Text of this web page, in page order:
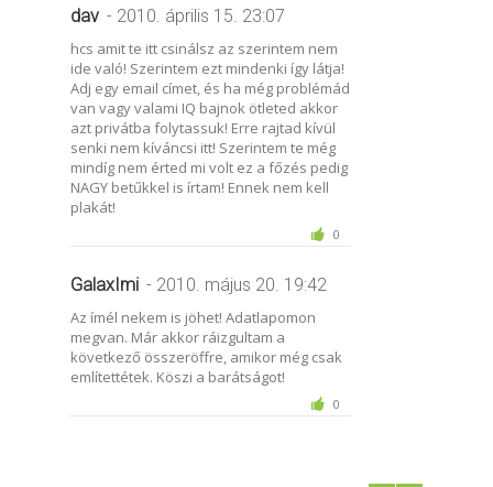
dav - 2010. április 15. 23:07
hcs amit te itt csinálsz az szerintem nem
ide való! Szerintem ezt mindenki így látja!
Adj egy email címet, és ha még problémád
van vagy valami IQ bajnok ötleted akkor
azt privátba folytassuk! Erre rajtad kívül
senki nem kíváncsi itt! Szerintem te még
mindíg nem érted mi volt ez a főzés pedig
NAGY betűkkel is írtam! Ennek nem kell
plakát!
0
GalaxImi - 2010. május 20. 19:42
Az ímél nekem is jöhet! Adatlapomon
megvan. Már akkor ráizgultam a
következő összeröffre, amikor még csak
említettétek. Köszi a barátságot!
0